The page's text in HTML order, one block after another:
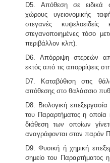
Μελέτη επικινδυνότητας
την λεγιονέλλα στις
επιβάλλεται από τις
Υπουργείου Υγείας.
D5. Απόθεση σε ειδικά
χώρους υγειονομικής
στεγανές κυψελοειδείς
στεγανοποιημένες τόσο
περιβάλλον κλπ).
D6. Απόρριψη στερεών
εκτός από τις απορρίψεις
D7. Καταβύθιση στις
απόθεσης στο θαλάσσιο
D8. Βιολογική
του Παραρτήματος η οποία
διάθεση των οποίων
αναγράφονται στον παρόν
D9. Φυσική ή χημική
σημείο του Παραρτήματος